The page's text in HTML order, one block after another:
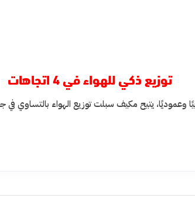
توزيع ذكي للهواء في 4 اتجاهات
وعموديًا، يتيح مكيف سبلت توزيع الهواء بالتساوي